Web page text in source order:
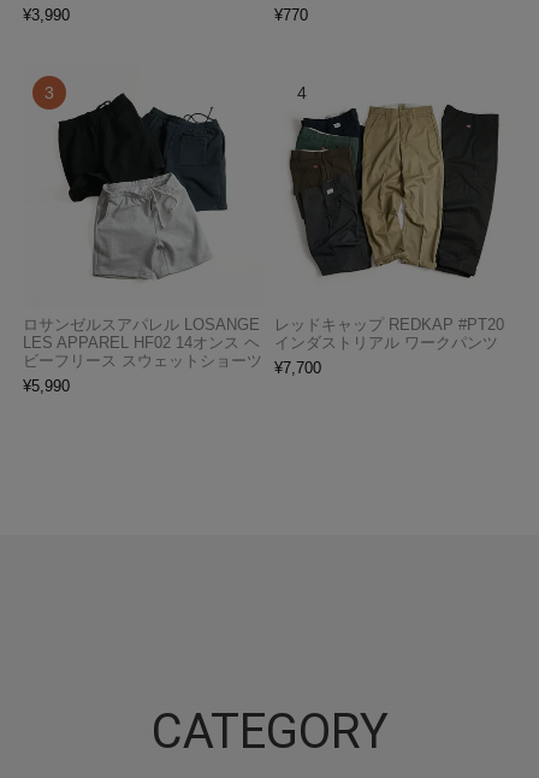
¥3,990
¥770
ロサンゼルスアパレル LOSANGE
LES APPAREL HF02 14オンス ヘ
ビーフリース スウェットショーツ
¥5,990
レッドキャップ REDKAP #PT20
インダストリアル ワークパンツ
¥7,700
CATEGORY